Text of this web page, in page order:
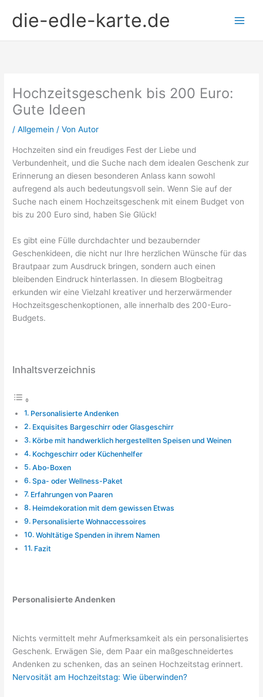
Inhaltdie-edle-karte.de
Hochzeitsgeschenk bis 200 Euro:
Gute Ideen
/Allgemein / VonAutor
Hochzeiten sind ein freudiges Fest der Liebe und
Verbundenheit, und die Suche nach dem idealen Geschenk zur
Erinnerung an diesen besonderen Anlass kann sowohl
aufregend als auch bedeutungsvoll sein. Wenn Sie auf der
Suche nach einem Hochzeitsgeschenk mit einem Budget von
bis zu 200 Euro sind, haben Sie Glück!
Es gibt eine Fülle durchdachter und bezaubernder
Geschenkideen, die nicht nur Ihre herzlichen Wünsche für das
Brautpaar zum Ausdruck bringen, sondern auch einen
bleibenden Eindruck hinterlassen. In diesem Blogbeitrag
erkunden wir eine Vielzahl kreativer und herzerwärmender
Hochzeitsgeschenkoptionen, alle innerhalb des 200-Euro-
Budgets.
Inhaltsverzeichnis
Personalisierte Andenken
Exquisites Bargeschirr oder Glasgeschirr
Körbe mit handwerklich hergestellten Speisen und Weinen
Kochgeschirr oder Küchenhelfer
Abo-Boxen
Spa- oder Wellness-Paket
Erfahrungen von Paaren
Heimdekoration mit dem gewissen Etwas
Personalisierte Wohnaccessoires
Wohltätige Spenden in ihrem Namen
Fazit
Personalisierte Andenken
Nichts vermittelt mehr Aufmerksamkeit als ein personalisiertes
Geschenk. Erwägen Sie, dem Paar ein maßgeschneidertes
Andenken zu schenken, das an seinen Hochzeitstag erinnert.
Nervosität am Hochzeitstag: Wie überwinden?